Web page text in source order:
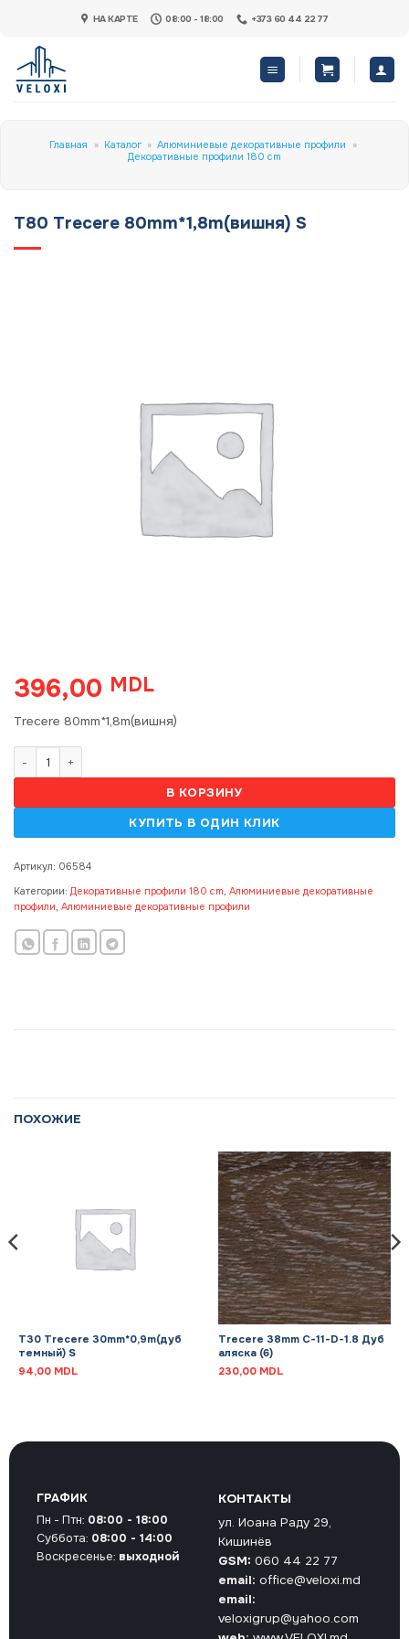
content
НА КАРТЕ 08:00 - 18:00 +373 60 44 22 77
Главная » Каталог » Алюминиевые декоративные профили
»
Декоративные профили 180 cm
T80 Trecere 80mm*1,8m(вишня) S
396,00 MDL
Trecere 80mm*1,8m(вишня)
В КОРЗИНУ
Артикул: 06584
Категории: Декоративные профили 180 cm, Алюминиевые декоративные
профили, Алюминиевые декоративные профили
ПОХОЖИЕ
T30 Trecere 30mm*0,9m(дуб
темный) S
94,00 MDL
Trecere 38mm С-11-D-1.8 Дуб
аляска (6)
230,00 MDL
КОНТАКТЫ
ул. Иоана Раду 29,
Кишинёв
GSM: 060 44 22 77
email: office@veloxi.md
email:
veloxigrup@yahoo.com
ГРАФИК
Пн - Птн: 08:00 - 18:00
Суббота: 08:00 - 14:00
Воскресенье: выходной